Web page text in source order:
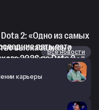
Dota 2: «Одно из самых
пять лет»
высказались о
2026 по Dota 2
перелёта в Шанхай
Все новости
карьеры